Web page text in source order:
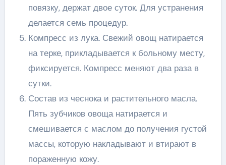
повязку, держат двое суток. Для устранения
делается семь процедур.
Компресс из лука. Свежий овощ натирается
на терке, прикладывается к больному месту,
фиксируется. Компресс меняют два раза в
сутки.
Состав из чеснока и растительного масла.
Пять зубчиков овоща натирается и
смешивается с маслом до получения густой
массы, которую накладывают и втирают в
пораженную кожу.